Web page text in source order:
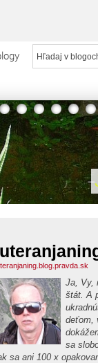
Ja, Vy,
štát. A
deťom,
sa
sa ani 100 x